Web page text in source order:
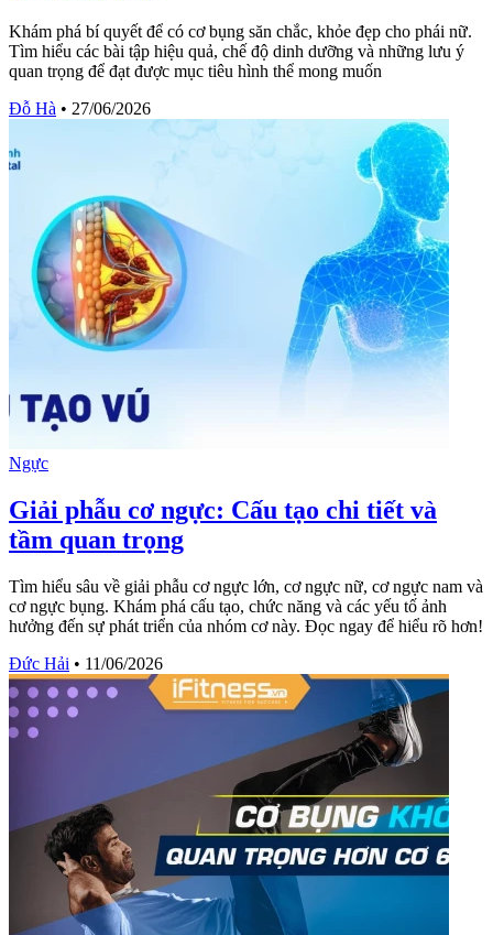
Khám phá bí quyết để có cơ bụng săn chắc, khỏe đẹp cho phái nữ.
Tìm hiểu các bài tập hiệu quả, chế độ dinh dưỡng và những lưu ý
quan trọng để đạt được mục tiêu hình thể mong muốn
Đỗ Hà • 27/06/2026
Ngực
Giải phẫu cơ ngực: Cấu tạo chi tiết và
tầm quan trọng
Tìm hiểu sâu về giải phẫu cơ ngực lớn, cơ ngực nữ, cơ ngực nam và
cơ ngực bụng. Khám phá cấu tạo, chức năng và các yếu tố ảnh
hưởng đến sự phát triển của nhóm cơ này. Đọc ngay để hiểu rõ hơn!
Đức Hải • 11/06/2026